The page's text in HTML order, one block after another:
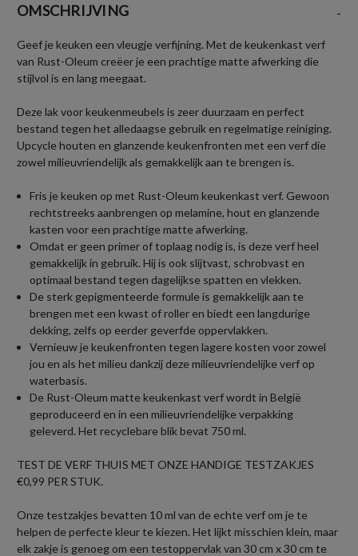
OMSCHRIJVING -
Geef je keuken een vleugje verfijning. Met de keukenkast verf
van Rust-Oleum creëer je een prachtige matte afwerking die
stijlvol is en lang meegaat.
Deze lak voor keukenmeubels is zeer duurzaam en perfect
bestand tegen het alledaagse gebruik en regelmatige reiniging.
Upcycle houten en glanzende keukenfronten met een verf die
zowel milieuvriendelijk als gemakkelijk aan te brengen is.
Fris je keuken op met Rust-Oleum keukenkast verf. Gewoon
rechtstreeks aanbrengen op melamine, hout en glanzende
kasten voor een prachtige matte afwerking.
Omdat er geen primer of toplaag nodig is, is deze verf heel
gemakkelijk in gebruik. Hij is ook slijtvast, schrobvast en
optimaal bestand tegen dagelijkse spatten en vlekken.
De sterk gepigmenteerde formule is gemakkelijk aan te
brengen met een kwast of roller en biedt een langdurige
dekking, zelfs op eerder geverfde oppervlakken.
Vernieuw je keukenfronten tegen lagere kosten voor zowel
jou en als het milieu dankzij deze milieuvriendelijke verf op
waterbasis.
De Rust-Oleum matte keukenkast verf wordt in België
geproduceerd en in een milieuvriendelijke verpakking
geleverd. Het recyclebare blik bevat 750 ml.
TEST DE VERF THUIS MET ONZE HANDIGE TESTZAKJES
€0,99 PER STUK.
Onze testzakjes bevatten 10 ml van de echte verf om je te
helpen de perfecte kleur te kiezen. Het lijkt misschien klein, maar
elk zakje is genoeg om een testoppervlak van 30 cm x 30 cm te